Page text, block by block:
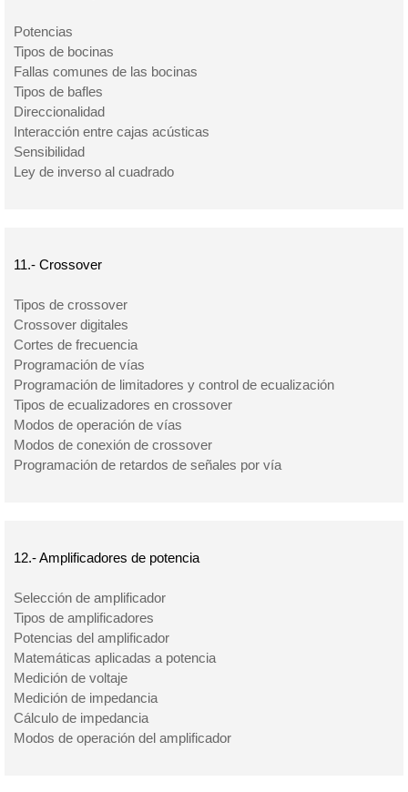
Potencias
Tipos de bocinas
Fallas comunes de las bocinas
Tipos de bafles
Direccionalidad
Interacción entre cajas acústicas
Sensibilidad
Ley de inverso al cuadrado
11.- Crossover
Tipos de crossover
Crossover digitales
Cortes de frecuencia
Programación de vías
Programación de limitadores y control de ecualización
Tipos de ecualizadores en crossover
Modos de operación de vías
Modos de conexión de crossover
Programación de retardos de señales por vía
12.- Amplificadores de potencia
Selección de amplificador
Tipos de amplificadores
Potencias del amplificador
Matemáticas aplicadas a potencia
Medición de voltaje
Medición de impedancia
Cálculo de impedancia
Modos de operación del amplificador